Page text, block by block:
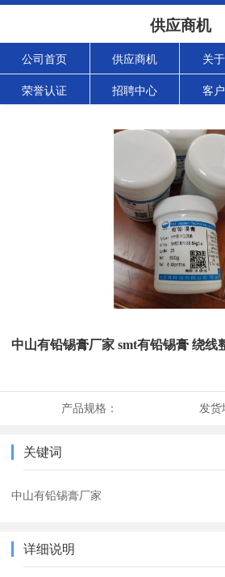
供应商机
公司首页 供应商机 关
荣誉认证 招聘中心 客
中山有铅锡膏厂家 smt有铅锡膏 绕线
产品规格： 发货
关键词
中山有铅锡膏厂家
详细说明